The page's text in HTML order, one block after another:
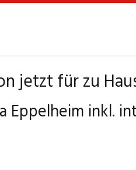
jetzt für zu
Eppelheim inkl.